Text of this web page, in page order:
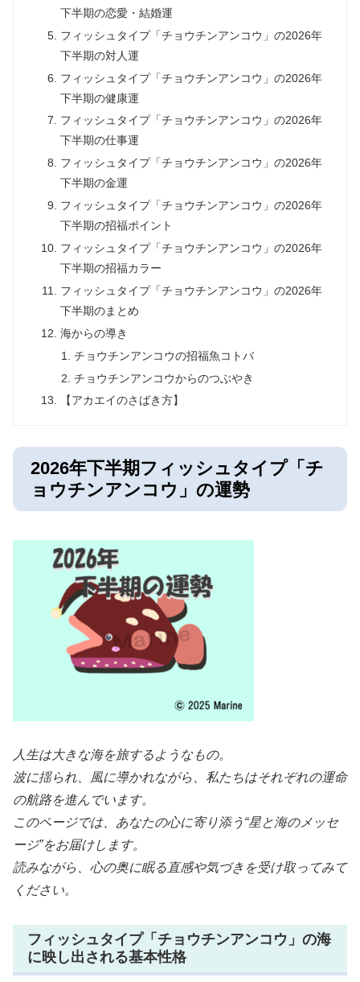
下半期の恋愛・結婚運
フィッシュタイプ「チョウチンアンコウ」の2026年
下半期の対人運
フィッシュタイプ「チョウチンアンコウ」の2026年
下半期の健康運
フィッシュタイプ「チョウチンアンコウ」の2026年
下半期の仕事運
フィッシュタイプ「チョウチンアンコウ」の2026年
下半期の金運
フィッシュタイプ「チョウチンアンコウ」の2026年
下半期の招福ポイント
フィッシュタイプ「チョウチンアンコウ」の2026年
下半期の招福カラー
フィッシュタイプ「チョウチンアンコウ」の2026年
下半期のまとめ
海からの導き
チョウチンアンコウの招福魚コトバ
チョウチンアンコウからのつぶやき
【アカエイのさばき方】
2026年下半期フィッシュタイプ「チ
ョウチンアンコウ」の運勢
人生は大きな海を旅するようなもの。
波に揺られ、風に導かれながら、私たちはそれぞれの運命
の航路を進んでいます。
このページでは、あなたの心に寄り添う“星と海のメッセ
ージ”をお届けします。
読みながら、心の奥に眠る直感や気づきを受け取ってみて
ください。
フィッシュタイプ「チョウチンアンコウ」の海
に映し出される基本性格